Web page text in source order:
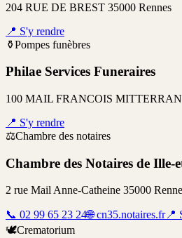
204 RUE DE BREST 35000 Rennes
📍 S'y rendre
⚱️Pompes funèbres
Philae Services Funeraires
100 MAIL FRANCOIS
📍 S'y rendre
⚖️Chambre des notaires
Chambre des Notaires de Ille-
2 rue Mail Anne-Catheine 35000
📞 02 99 65 23 24🌐 cn35.notaires.fr📍
🕊️Crematorium